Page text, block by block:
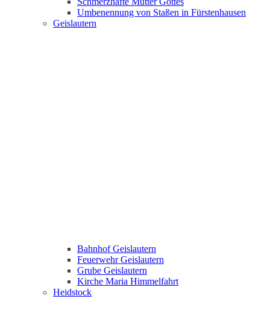
Umbenennung von Staßen in Fürstenhausen
Geislautern
Bahnhof Geislautern
Feuerwehr Geislautern
Grube Geislautern
Kirche Maria Himmelfahrt
Heidstock